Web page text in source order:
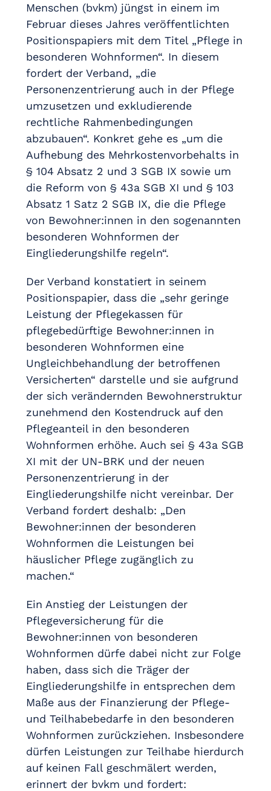
Menschen (bvkm) jüngst in einem im
Februar dieses Jahres veröffentlichten
Positionspapiers mit dem Titel „Pflege in
besonderen Wohnformen“. In diesem
fordert der Verband, „die
Personenzentrierung auch in der Pflege
umzusetzen und exkludierende
rechtliche Rahmenbedingungen
abzubauen“. Konkret gehe es „um die
Aufhebung des Mehrkostenvorbehalts in
§ 104 Absatz 2 und 3 SGB IX sowie um
die Reform von § 43a SGB XI und § 103
Absatz 1 Satz 2 SGB IX, die die Pflege
von Bewohner:innen in den sogenannten
besonderen Wohnformen der
Eingliederungshilfe regeln“.
Der Verband konstatiert in seinem
Positionspapier, dass die „sehr geringe
Leistung der Pflegekassen für
pflegebedürftige Bewohner:innen in
besonderen Wohnformen eine
Ungleichbehandlung der betroffenen
Versicherten“ darstelle und sie aufgrund
der sich verändernden Bewohnerstruktur
zunehmend den Kostendruck auf den
Pflegeanteil in den besonderen
Wohnformen erhöhe. Auch sei § 43a SGB
XI mit der UN-BRK und der neuen
Personenzentrierung in der
Eingliederungshilfe nicht vereinbar. Der
Verband fordert deshalb: „Den
Bewohner:innen der besonderen
Wohnformen die Leistungen bei
häuslicher Pflege zugänglich zu
machen.“
Ein Anstieg der Leistungen der
Pflegeversicherung für die
Bewohner:innen von besonderen
Wohnformen dürfe dabei nicht zur Folge
haben, dass sich die Träger der
Eingliederungshilfe in entsprechen dem
Maße aus der Finanzierung der Pflege-
und Teilhabebedarfe in den besonderen
Wohnformen zurückziehen. Insbesondere
dürfen Leistungen zur Teilhabe hierdurch
auf keinen Fall geschmälert werden,
erinnert der bvkm und fordert: